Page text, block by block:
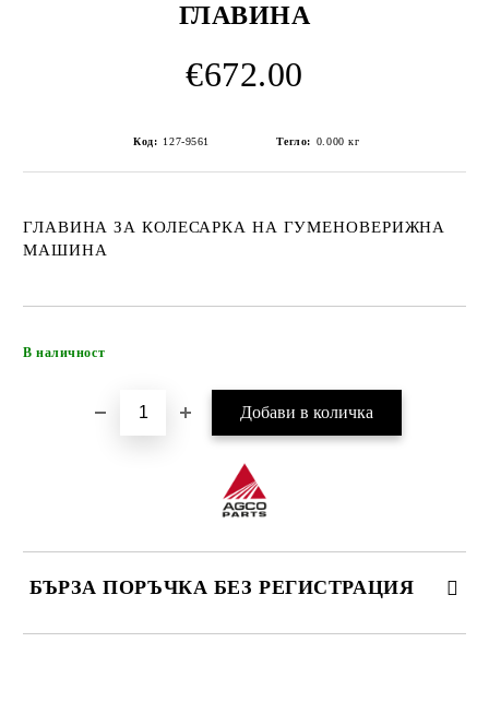
ГЛАВИНА
€672.00
Код: 127-9561 Тегло: 0.000 кг
ГЛАВИНА ЗА КОЛЕСАРКА НА ГУМЕНОВЕРИЖНА
МАШИНА
В наличност
БЪРЗА ПОРЪЧКА БЕЗ РЕГИСТРАЦИЯ